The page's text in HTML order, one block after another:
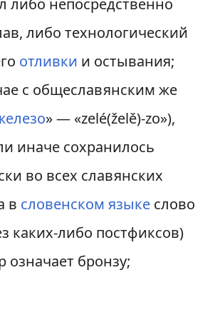
либо непосредственно
либо технологический
отливки и остывания;
с общеславянским же
» — «zelé(želě)-zo»),
иначе сохранилось
во всех славянских
в словенском языкеслово
каких-либо постфиксов)
означает бронзу;